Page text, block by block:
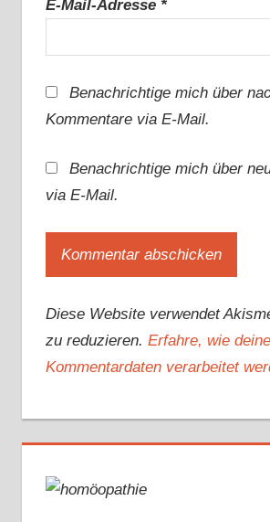
E-Mail-Adresse *
Benachrichtige mich über
Kommentare via E-Mail.
Benachrichtige mich über
via E-Mail.
Diese Website verwendet
zu reduzieren. Erfahre, wie deine
Kommentardaten verarbeitet